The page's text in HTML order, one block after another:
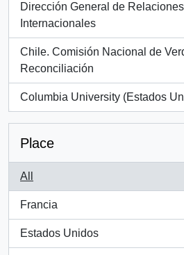
Dirección General de
Internacionales
, 1 results
Chile. Comisión Nacional de
Reconciliación
, 1 results
Columbia University (Estados
, 1 results
Place
All
Francia
, 45 results
Estados Unidos
, 21 results